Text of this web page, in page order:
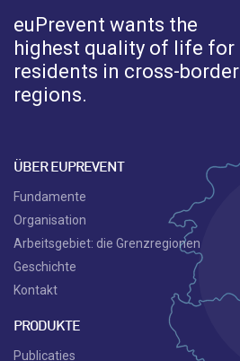
euPrevent wants the
highest quality of life for
residents in cross-border
regions.
ÜBER EUPREVENT
Fundamente
Organisation
Arbeitsgebiet: die Grenzregionen
Geschichte
Kontakt
PRODUKTE
Publicaties